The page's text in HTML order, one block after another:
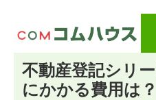
不動産登記シリ
にかかる費用は？